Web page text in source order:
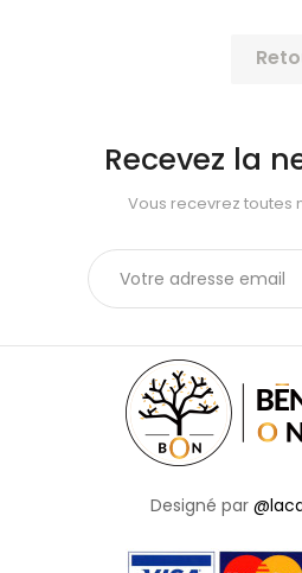
Recevez la
Vous recevrez toutes
Designé par